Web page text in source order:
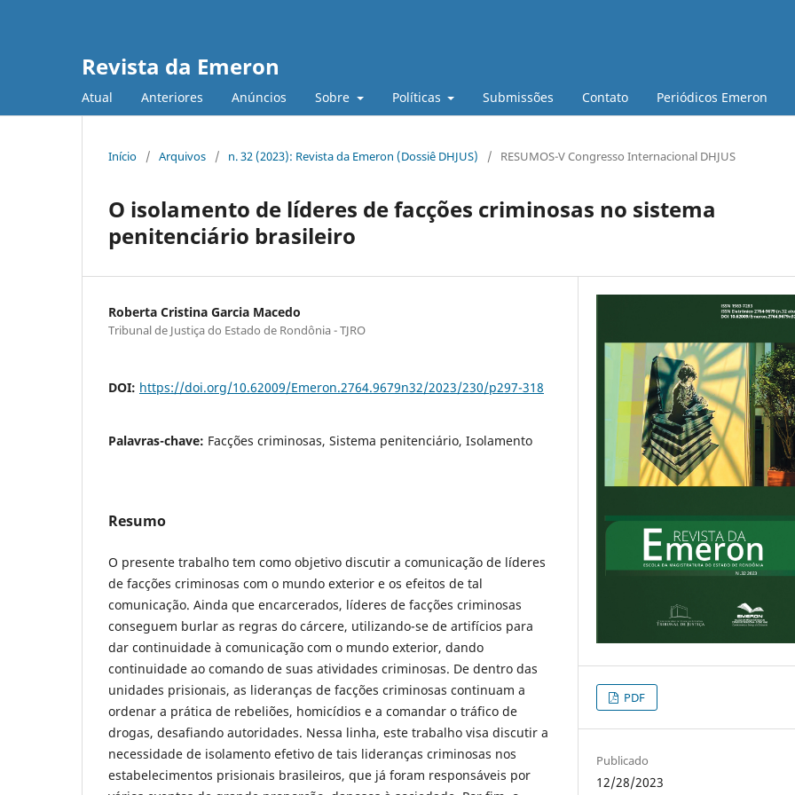
Revista da Emeron
Atual Anteriores Anúncios Sobre Políticas Submissões Contato Periódicos Emeron
Início / Arquivos / n. 32 (2023): Revista da Emeron (Dossiê DHJUS) / RESUMOS-V Congresso Internacional DHJUS
O isolamento de líderes de facções criminosas no sistema
penitenciário brasileiro
Roberta Cristina Garcia Macedo
Tribunal de Justiça do Estado de Rondônia - TJRO
DOI: https://doi.org/10.62009/Emeron.2764.9679n32/2023/230/p297-318
Palavras-chave: Facções criminosas, Sistema penitenciário, Isolamento
Resumo
O presente trabalho tem como objetivo discutir a comunicação de líderes
de facções criminosas com o mundo exterior e os efeitos de tal
comunicação. Ainda que encarcerados, líderes de facções criminosas
conseguem burlar as regras do cárcere, utilizando-se de artifícios para
dar continuidade à comunicação com o mundo exterior, dando
continuidade ao comando de suas atividades criminosas. De dentro das
unidades prisionais, as lideranças de facções criminosas continuam a
ordenar a prática de rebeliões, homicídios e a comandar o tráfico de
drogas, desafiando autoridades. Nessa linha, este trabalho visa discutir a
necessidade de isolamento efetivo de tais lideranças criminosas nos
estabelecimentos prisionais brasileiros, que já foram responsáveis por
PDF
Publicado
12/28/2023